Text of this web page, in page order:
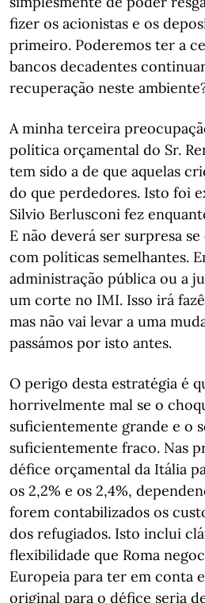
fizer os acionistas e os
primeiro. Poderemos ter a
bancos decadentes
recuperação neste
A minha terceira
política orçamental do Sr.
tem sido a de que aquelas
do que perdedores. Isto foi
Silvio Berlusconi fez
E não deverá ser surpresa se
com políticas semelhantes.
administração pública ou a
um corte no IMI. Isso irá
mas não vai levar a uma
passámos por isto antes.
O perigo desta estratégia é
horrivelmente mal se o
suficientemente grande e o
suficientemente fraco. Nas
défice orçamental da Itália
os 2,2% e os 2,4%,
forem contabilizados os
dos refugiados. Isto inclui
flexibilidade que Roma
Europeia para ter em conta
original para o défice seria